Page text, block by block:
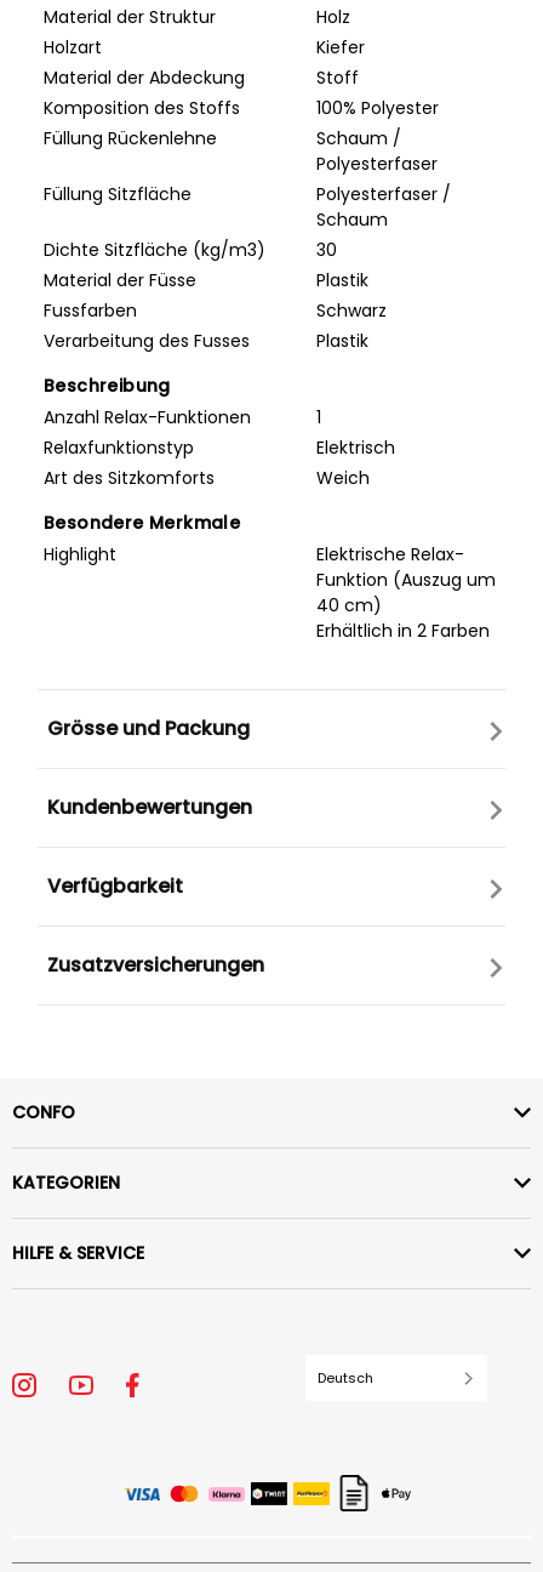
Material der Struktur
Holz
Holzart
Kiefer
Material der Abdeckung
Stoff
Komposition des Stoffs
100% Polyester
Füllung Rückenlehne
Schaum /
Polyesterfaser
Füllung Sitzfläche
Polyesterfaser /
Schaum
Dichte Sitzfläche (kg/m3)
30
Material der Füsse
Plastik
Fussfarben
Schwarz
Verarbeitung des Fusses
Plastik
Beschreibung
Anzahl Relax-Funktionen
1
Relaxfunktionstyp
Elektrisch
Art des Sitzkomforts
Weich
Besondere Merkmale
Highlight
Elektrische Relax-
Funktion (Auszug um
40 cm)
Erhältlich in 2 Farben
Grösse und Packung
Kundenbewertungen
Verfügbarkeit
Zusatzversicherungen
CONFO
KATEGORIEN
HILFE & SERVICE
Deutsch